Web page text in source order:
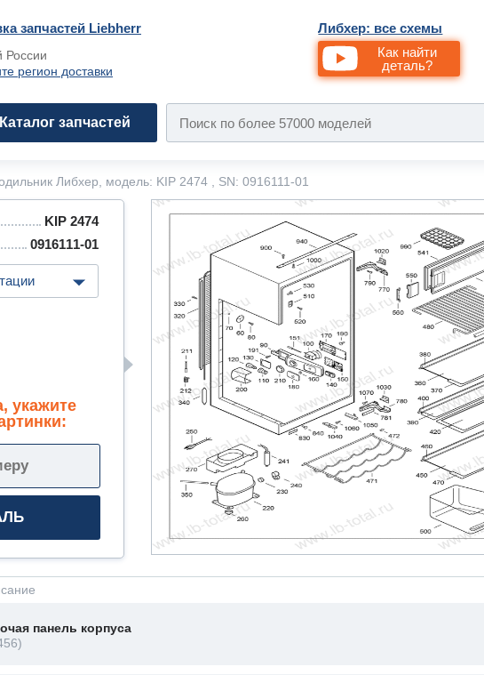
запчастей Liebherr
России
регион доставки
Либхер: все схемы
Как найти
деталь?
Каталог запчастей
Либхер, модель: KIP 2474 , SN: 0916111-01
KIP 2474
0916111-01
укажите
панель корпуса